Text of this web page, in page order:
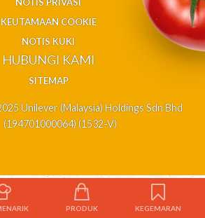
KEUTAMAAN COOKIE
NOTIS KUKI
HUBUNGI KAMI
SITEMAP
Unilever (Malaysia) Holdings Sdn Bhd
(194701000064) (1532-V)
PRODUK KEGEMARAN